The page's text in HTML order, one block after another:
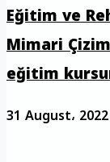
Eğitim ve
Mimari
eğitim
31 August، 2022